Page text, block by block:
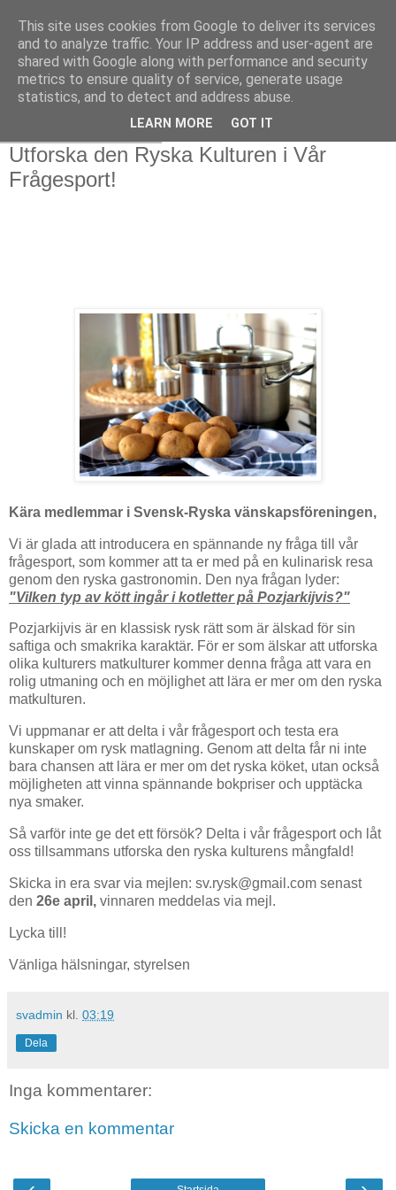
Utforska den Ryska Kulturen i Vår
Frågesport!
Kära medlemmar i Svensk-Ryska vänskapsföreningen,
Vi är glada att introducera en spännande ny fråga till vår
frågesport, som kommer att ta er med på en kulinarisk resa
genom den ryska gastronomin. Den nya frågan lyder:
"Vilken typ av kött ingår i kotletter på Pozjarkijvis?"
Pozjarkijvis är en klassisk rysk rätt som är älskad för sin
saftiga och smakrika karaktär. För er som älskar att utforska
olika kulturers matkulturer kommer denna fråga att vara en
rolig utmaning och en möjlighet att lära er mer om den ryska
matkulturen.
Vi uppmanar er att delta i vår frågesport och testa era
kunskaper om rysk matlagning. Genom att delta får ni inte
bara chansen att lära er mer om det ryska köket, utan också
möjligheten att vinna spännande bokpriser och upptäcka
nya smaker.
Så varför inte ge det ett försök? Delta i vår frågesport och låt
oss tillsammans utforska den ryska kulturens mångfald!
Skicka in era svar via mejlen: sv.rysk@gmail.com senast
den 26e april, vinnaren meddelas via mejl.
Lycka till!
Vänliga hälsningar, styrelsen
svadmin kl. 03:19
Dela
Inga kommentarer:
Skicka en kommentar
This site uses cookies from Google to deliver its services
and to analyze traffic. Your IP address and user-agent are
shared with Google along with performance and security
metrics to ensure quality of service, generate usage
statistics, and to detect and address abuse.
LEARN MORE GOT IT